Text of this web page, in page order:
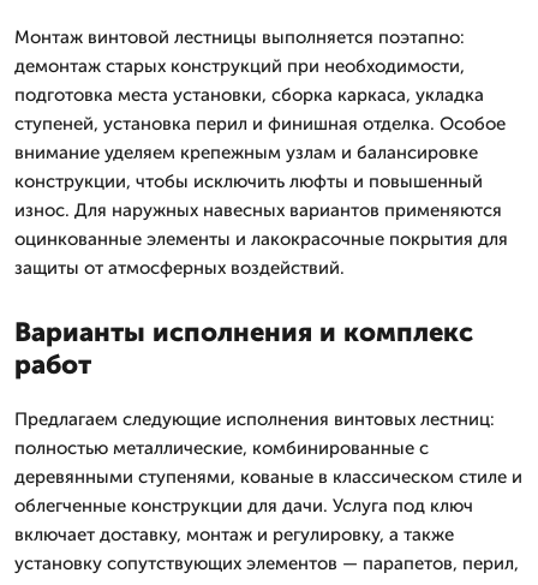
Монтаж винтовой лестницы выполняется поэтапно:
демонтаж старых конструкций при необходимости,
подготовка места установки, сборка каркаса, укладка
ступеней, установка перил и финишная отделка. Особое
внимание уделяем крепежным узлам и балансировке
конструкции, чтобы исключить люфты и повышенный
износ. Для наружных навесных вариантов применяются
оцинкованные элементы и лакокрасочные покрытия для
защиты от атмосферных воздействий.
Варианты исполнения и комплекс
работ
Предлагаем следующие исполнения винтовых лестниц:
полностью металлические, комбинированные с
деревянными ступенями, кованые в классическом стиле и
облегченные конструкции для дачи. Услуга под ключ
включает доставку, монтаж и регулировку, а также
установку сопутствующих элементов — парапетов, перил,